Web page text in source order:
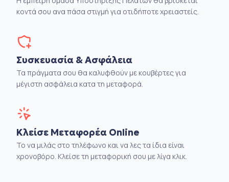
κοντά σου ανα πάσα στιγμή για οτιδήποτε χρειαστείς.
Συσκευασία & Ασφάλεια
Τα πράγματα σου θα καλυφθούν με κουβέρτες για
μέγιστη ασφάλεια κατα τη μεταφορά.
Κλείσε Μεταφορέα Online
Το να μιλάς στο τηλέφωνο και να λες τα ίδια είναι
χρονοβόρο. Κλείσε τη μεταφορική σου με λίγα κλικ.